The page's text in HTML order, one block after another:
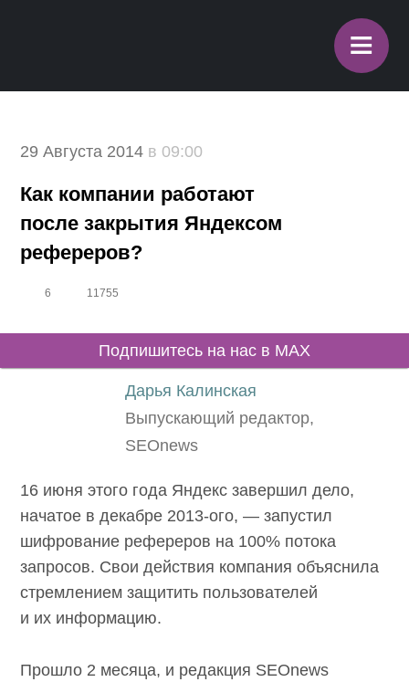
≡
29 Августа 2014 в 09:00
Как компании работают
после закрытия Яндексом
рефереров?
6 11755
Подпишитесь на нас в MAX
Дарья Калинская
Выпускающий редактор,
SEOnews
16 июня этого года Яндекс завершил дело,
начатое в декабре 2013-ого, — запустил
шифрование рефереров на 100% потока
запросов. Свои действия компания
объяснила стремлением защитить
пользователей и их информацию.
Прошло 2 месяца, и редакция SEOnews